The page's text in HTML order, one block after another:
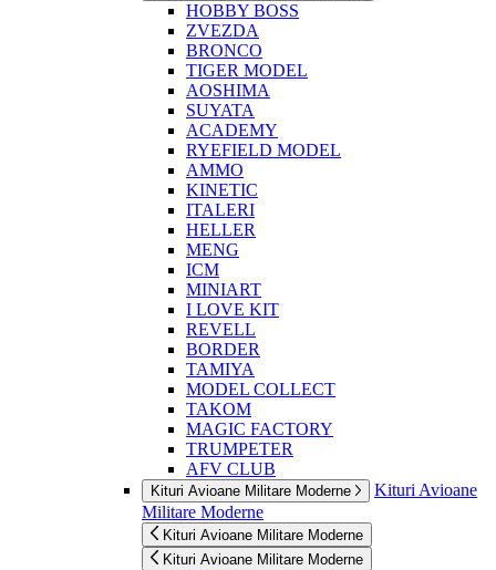
HOBBY BOSS
ZVEZDA
BRONCO
TIGER MODEL
AOSHIMA
SUYATA
ACADEMY
RYEFIELD MODEL
AMMO
KINETIC
ITALERI
HELLER
MENG
ICM
MINIART
I LOVE KIT
REVELL
BORDER
TAMIYA
MODEL COLLECT
TAKOM
MAGIC FACTORY
TRUMPETER
AFV CLUB
Kituri Avioane Militare Moderne
Kituri Avioane
Militare Moderne
Kituri Avioane Militare Moderne
Kituri Avioane Militare Moderne